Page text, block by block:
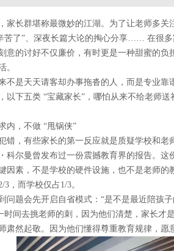
家长群堪称最微妙的江湖。为了让老师多
苦了”、深夜长篇大论的掏心分享…… 在很
意的讨好不仅廉价，有时更是一种甜蜜的
。
不是天天请客却办事拖沓的人，而是专业
以下五类 “宝藏家长”，哪怕从来不给老师
内，不做 “甩锅侠”
错，有些家长的第一反应就是质疑学校和
科尔曼曾发布过一份震撼教育界的报告。
因素，不是学校的硬件设施，也不是老师
，而学校仅占1/3。
问题会先开启自省模式：“是不是最近陪孩
时间去挑老师的刺，因为他们清楚，家长才
肃然起敬。因为他们懂得尊重教育规律，